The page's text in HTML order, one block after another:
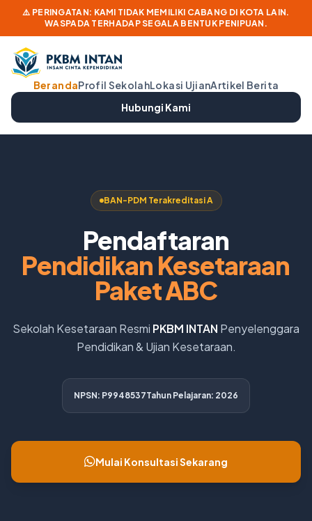
⚠️ PERINGATAN: KAMI TIDAK MEMILIKI CABANG DI KOTA LAIN.
WASPADA TERHADAP SEGALA BENTUK PENIPUAN.
BerandaProfil SekolahLokasi UjianArtikel Berita
Hubungi Kami
BAN-PDM Terakreditasi A
Pendaftaran
Pendidikan Kesetaraan
Paket ABC
Sekolah Kesetaraan Resmi PKBM INTAN Penyelenggara
Pendidikan & Ujian Kesetaraan.
NPSN: P9948537Tahun Pelajaran: 2026
Mulai Konsultasi Sekarang